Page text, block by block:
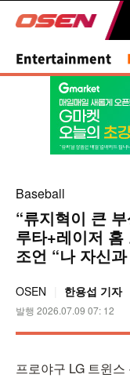
Entertainment
Baseball
“류지혁이 큰
루타+레이저
조언 “나 자신
OSEN 한용섭 기자
발행 2026.07.09 07: 12
프로야구 LG 트윈